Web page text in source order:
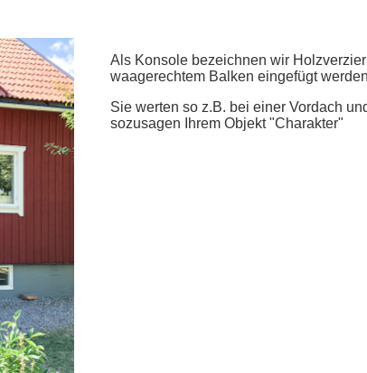
Als Konsole bezeichnen wir
waagerechtem Balken eingefügt
Sie werten so z.B. bei einer Vordach
sozusagen Ihrem Objekt "Charakter"